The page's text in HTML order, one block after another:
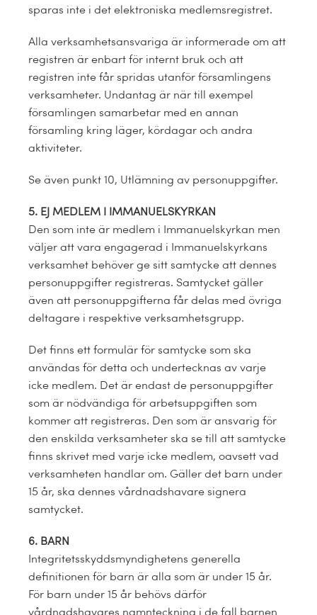
sparas inte i det elektroniska medlemsregistret.
Alla verksamhetsansvariga är informerade om att
registren är enbart för internt bruk och att
registren inte får spridas utanför församlingens
verksamheter. Undantag är när till exempel
församlingen samarbetar med en annan
församling kring läger, kördagar och andra
aktiviteter.
Se även punkt 10, Utlämning av personuppgifter.
5. EJ MEDLEM I IMMANUELSKYRKAN
Den som inte är medlem i Immanuelskyrkan men
väljer att vara engagerad i Immanuelskyrkans
verksamhet behöver ge sitt samtycke att dennes
personuppgifter registreras. Samtycket gäller
även att personuppgifterna får delas med övriga
deltagare i respektive verksamhetsgrupp.
Det finns ett formulär för samtycke som ska
användas för detta och undertecknas av varje
icke medlem. Det är endast de personuppgifter
som är nödvändiga för arbetsuppgiften som
kommer att registreras. Den som är ansvarig för
den enskilda verksamheter ska se till att samtycke
finns skrivet med varje icke medlem, oavsett vad
verksamheten handlar om. Gäller det barn under
15 år, ska dennes vårdnadshavare signera
samtycket.
6. BARN
Integritetsskyddsmyndighetens generella
definitionen för barn är alla som är under 15 år.
För barn under 15 år behövs därför